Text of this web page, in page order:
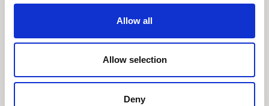
Allow all
Allow selection
Deny
Lexan op maat
laten bewerken
Naast lexan op maat laten bewerken gaan wij
natuurlijk ook graag met andere materialen voor u